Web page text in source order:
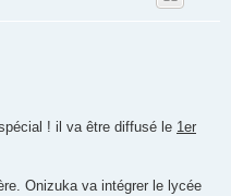
! il va être diffusé le 1er
Onizuka va intégrer le lycée